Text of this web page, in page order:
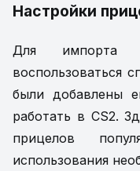
Настройки
Для импорта
воспользоваться
были добавлены
работать в CS2.
прицелов
использования